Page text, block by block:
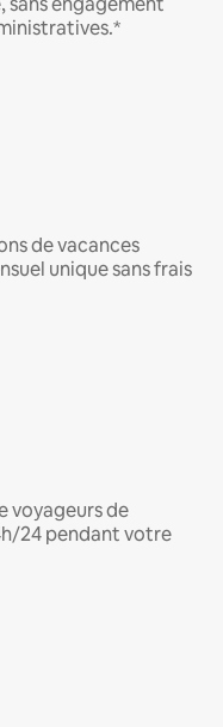
de vacances
unique sans frais
voyageurs de
24 pendant votre